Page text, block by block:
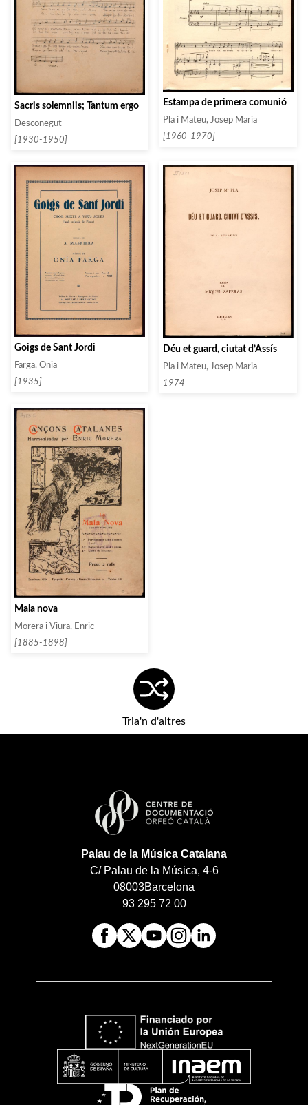
Sacris solemniis; Tantum ergo
Desconegut
[1930-1950]
Estampa de primera comunió
Pla i Mateu, Josep Maria
[1960-1970]
Goigs de Sant Jordi
Farga, Onia
[1935]
Déu et guard, ciutat d’Assís
Pla i Mateu, Josep Maria
1974
Mala nova
Morera i Viura, Enric
[1885-1898]
Tria'n d'altres
Palau de la Música Catalana
C/ Palau de la Música, 4-6
08003Barcelona
93 295 72 00